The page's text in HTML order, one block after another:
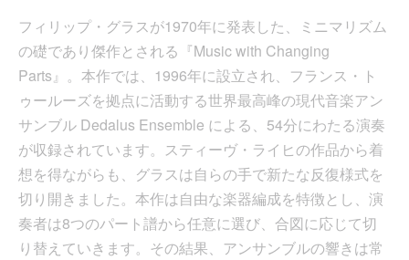
フィリップ・グラスが1970年に発表した、ミニマリズム
の礎であり傑作とされる『Music with Changing
Parts』。本作では、1996年に設立され、フランス・ト
ゥールーズを拠点に活動する世界最高峰の現代音楽アン
サンブル Dedalus Ensemble による、54分にわたる演奏
が収録されています。スティーヴ・ライヒの作品から着
想を得ながらも、グラスは自らの手で新たな反復様式を
切り開きました。本作は自由な楽器編成を特徴とし、演
奏者は8つのパート譜から任意に選び、合図に応じて切
り替えていきます。その結果、アンサンブルの響きは常